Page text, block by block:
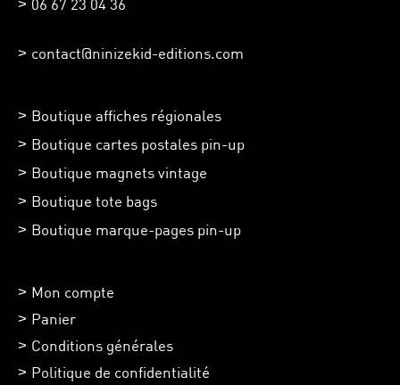
06 67 23 04 36
contact@ninizekid-editions.com
Boutique affiches régionales
Boutique cartes postales pin-up
Boutique magnets vintage
Boutique tote bags
Boutique marque-pages pin-up
Mon compte
Panier
Conditions générales
Politique de confidentialité